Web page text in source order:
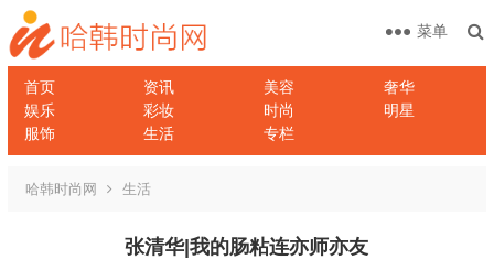
首页 资讯 美容
奢华
娱乐
彩妆 时尚
明星
服饰
生活 专栏
菜单
哈韩时尚网 生活
张清华|我的肠粘连亦师亦友